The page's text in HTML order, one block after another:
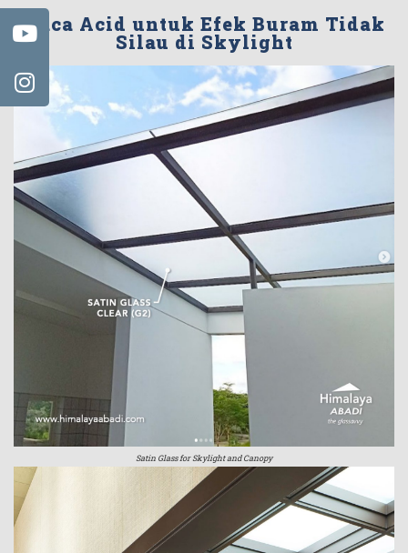
Kaca Acid untuk Efek Buram Tidak
Silau di Skylight
Satin Glass for Skylight and Canopy